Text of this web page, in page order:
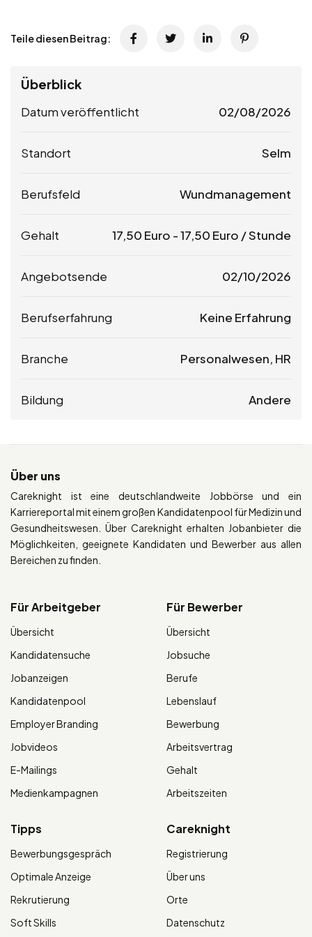
Teile diesen Beitrag:
Überblick
Datum veröffentlicht 02/08/2026
Standort Selm
Berufsfeld Wundmanagement
Gehalt 17,50 Euro -17,50 Euro / Stunde
Angebotsende 02/10/2026
Berufserfahrung Keine Erfahrung
Branche Personalwesen, HR
Bildung Andere
Über uns
Careknight ist eine deutschlandweite Jobbörse und ein
Karriereportal mit einem großen Kandidatenpool für Medizin und
Gesundheitswesen. Über Careknight erhalten Jobanbieter die
Möglichkeiten, geeignete Kandidaten und Bewerber aus allen
Bereichen zu finden.
Für Arbeitgeber
Übersicht
Kandidatensuche
Jobanzeigen
Kandidatenpool
Employer Branding
Jobvideos
E-Mailings
Medienkampagnen
Für Bewerber
Übersicht
Jobsuche
Berufe
Lebenslauf
Bewerbung
Arbeitsvertrag
Gehalt
Arbeitszeiten
Tipps
Bewerbungsgespräch
Optimale Anzeige
Rekrutierung
Soft Skills
Careknight
Registrierung
Über uns
Orte
Datenschutz